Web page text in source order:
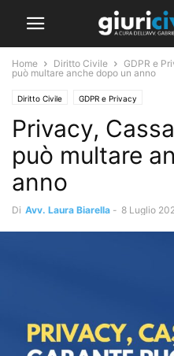
Home Diritto Civile GDPR e
può multare anche dopo un anno
Diritto Civile GDPR e Privacy
Privacy,
può multare
anno
Di Avv. Laura Biarella - 8 Luglio